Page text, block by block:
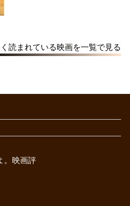
読まれている映画を一覧で見る
。映画評